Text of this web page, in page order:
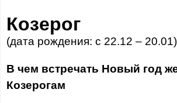
Козерог
(дата рождения: с 22.12 – 20.01)
В чем встречать Новый год
Козерогам